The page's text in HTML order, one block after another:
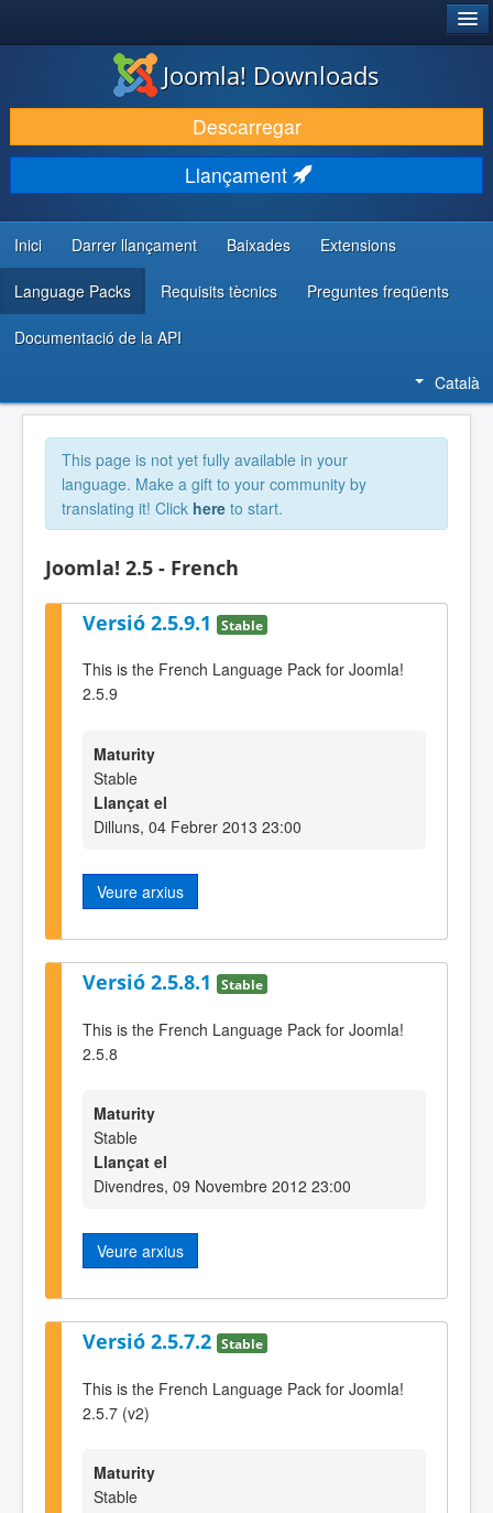
DESCARREGA & AMPLIA
DESCOBRIR & APRENDRE
COMUNITAT & SUPORT
RECURSOS PER DESENVOLUPADORS/ES
Joomla! Downloads
Descarregar
Llançament
Inici Darrer llançament Baixades Extensions
Language Packs Requisits tècnics Preguntes freqüents
Documentació de la API
Català
This page is not yet fully available in your
language. Make a gift to your community by
translating it! Click here to start.
Joomla! 2.5 - French
Versió 2.5.9.1 Stable
This is the French Language Pack for Joomla!
2.5.9
Maturity
Stable
Llançat el
Dilluns, 04 Febrer 2013 23:00
Veure arxius
Versió 2.5.8.1 Stable
This is the French Language Pack for Joomla!
2.5.8
Maturity
Stable
Llançat el
Divendres, 09 Novembre 2012 23:00
Veure arxius
Versió 2.5.7.2 Stable
This is the French Language Pack for Joomla!
2.5.7 (v2)
Maturity
Stable